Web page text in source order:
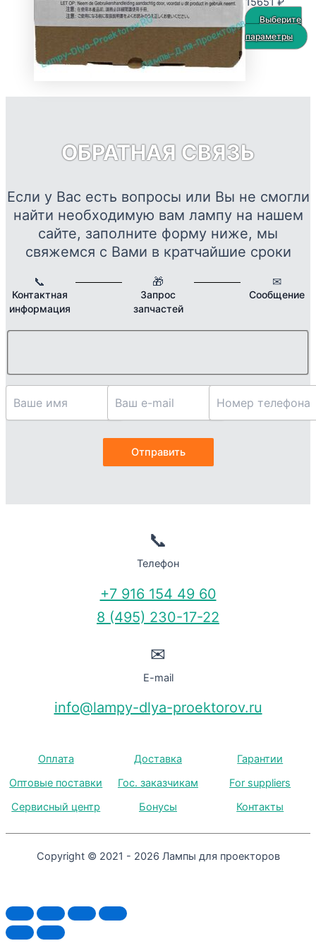
странице
товара.
цен:
2560
–
Выберите
параметры
ОБРАТНАЯ СВЯЗЬ
Если у Вас есть вопросы или Вы не смогли
найти необходимую вам лампу на нашем
сайте, заполните форму ниже, мы
свяжемся с Вами в кратчайшие сроки
📞
Контактная
информация
🎁
Запрос
запчастей
✉
Сообщение
📞
Телефон
+7 916 154 49 60
8 (495) 230-17-22
✉
E-mail
info@lampy-dlya-proektorov.ru
Оплата Доставка
Гарантии
Оптовые поставки
Гос. заказчикам
For suppliers
Сервисный центр
Бонусы Контакты
Copyright © 2021 - 2026 Лампы для проекторов